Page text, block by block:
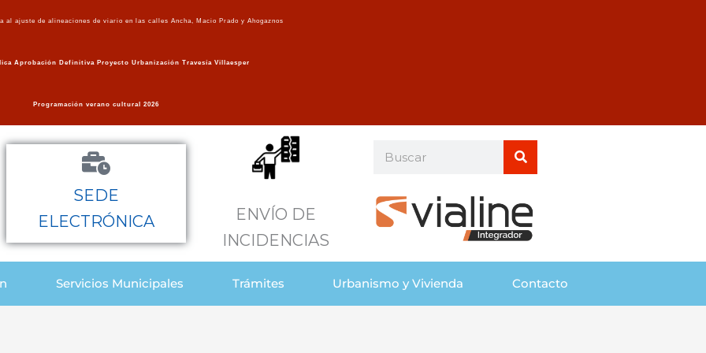
al ajuste de alineaciones de viario en las calles Ancha, Macio Prado y Ahogaznos
Aprobación Definitiva Proyecto Urbanización Travesía Villaesper
Programación verano cultural 2026
SEDE
ELECTRÓNICA
ENVÍO DE
INCIDENCIAS
Buscar Buscar
Servicios Municipales Trámites Urbanismo y Vivienda Contacto